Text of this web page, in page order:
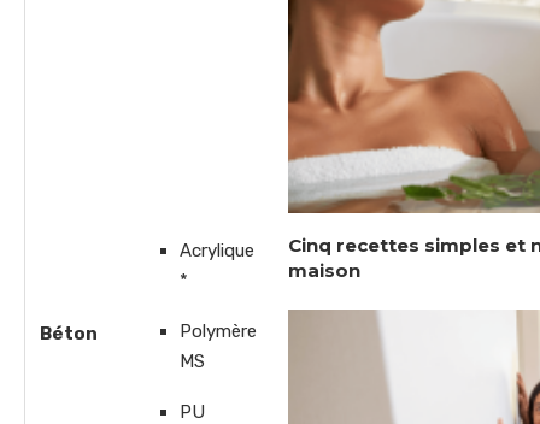
Béton
Acrylique
*
Polymère
MS
PU
Cinq recettes simples et
maison